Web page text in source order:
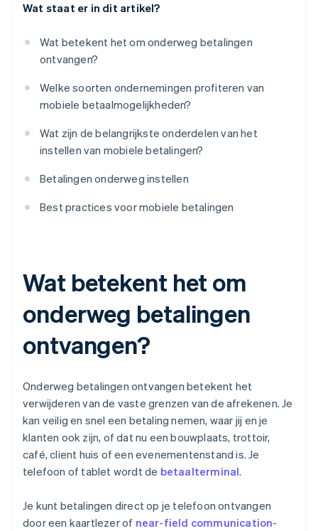
Wat staat er in dit artikel?
Wat betekent het om onderweg betalingen
ontvangen?
Welke soorten ondernemingen profiteren van
mobiele betaalmogelijkheden?
Wat zijn de belangrijkste onderdelen van het
instellen van mobiele betalingen?
Betalingen onderweg instellen
Best practices voor mobiele betalingen
Wat betekent het om
onderweg betalingen
ontvangen?
Onderweg betalingen ontvangen betekent het
verwijderen van de vaste grenzen van de afrekenen. Je
kan veilig en snel een betaling nemen, waar jij en je
klanten ook zijn, of dat nu een bouwplaats, trottoir,
café, client huis of een evenementenstand is. Je
telefoon of tablet wordt de betaalterminal.
Je kunt betalingen direct op je telefoon ontvangen
door een kaartlezer of near-field communication-